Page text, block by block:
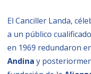
Para las
Registro de
Contratos/
El Canciller Landa,
a un público
en 1969 redundaron
Andina y